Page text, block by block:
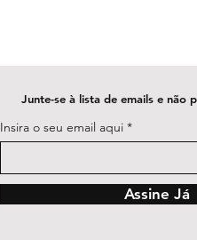
Junte-se à lista de emails e não
Insira o seu email aqui
Assine Já